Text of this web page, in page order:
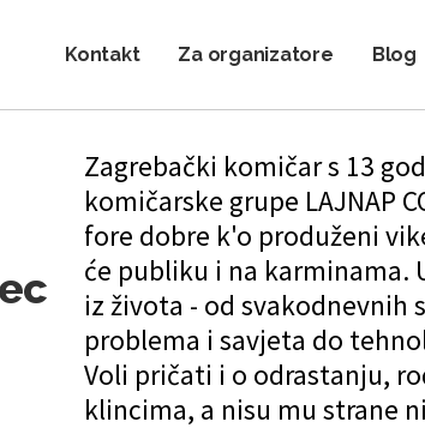
Kontakt Za organizatore Blog
Zagrebački komičar s 13
komičarske grupe LAJNAP
fore dobre k'o produženi
će publiku i na karminama.
iz života - od
problema i savjeta do
Voli pričati i o odrastanju,
klincima, a nisu mu strane